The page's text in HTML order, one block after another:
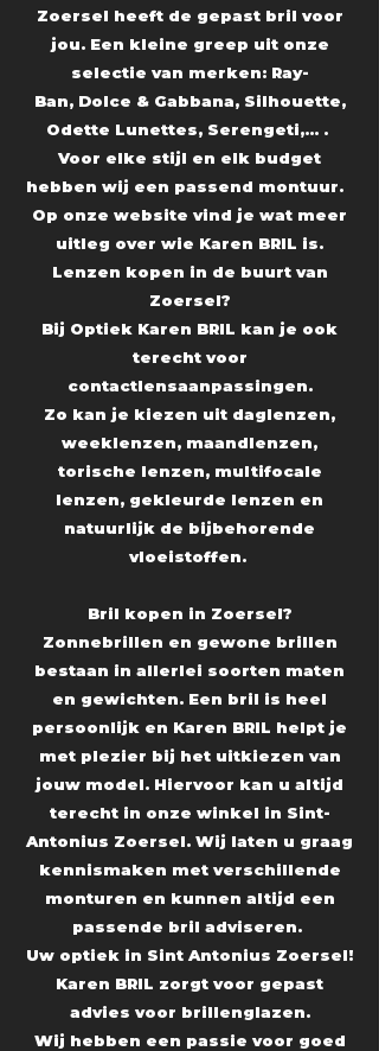
Zoersel heeft de gepast bril voor
jou. Een kleine greep uit onze
selectie van merken: Ray-
Ban, Dolce & Gabbana, Silhouette,
Odette Lunettes, Serengeti,... .
Voor elke stijl en elk budget
hebben wij een passend montuur.
Op onze website vind je wat meer
uitleg over wie Karen BRIL is.
Lenzen kopen in de buurt van
Zoersel?
Bij Optiek Karen BRIL kan je ook
terecht voor
contactlensaanpassingen.
Zo kan je kiezen uit daglenzen,
weeklenzen, maandlenzen,
torische lenzen, multifocale
lenzen, gekleurde lenzen en
natuurlijk de bijbehorende
vloeistoffen.
Bril kopen in Zoersel?
Zonnebrillen en gewone brillen
bestaan in allerlei soorten maten
en gewichten. Een bril is heel
persoonlijk en Karen BRIL helpt je
met plezier bij het uitkiezen van
jouw model. Hiervoor kan u altijd
terecht in onze winkel in Sint-
Antonius Zoersel. Wij laten u graag
kennismaken met verschillende
monturen en kunnen altijd een
passende bril adviseren.
Uw optiek in Sint Antonius Zoersel!
Karen BRIL zorgt voor gepast
advies voor brillenglazen.
Wij hebben een passie voor goed